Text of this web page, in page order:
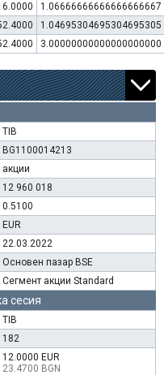
1.06666666666666666667
1.04695304695304695305
3.00000000000000000000
TIB
BG1100014213
акции
12 960 018
0.5100
EUR
22.03.2022
Основен пазар BSE
Сегмент акции Standard
сесия
TIB
182
12.0000 EUR
23.4700 BGN